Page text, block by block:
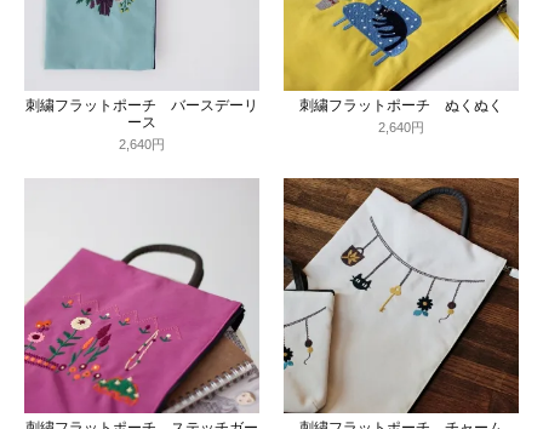
刺繍フラットポーチ バースデーリ
ース
2,640円
刺繍フラットポーチ ぬくぬく
2,640円